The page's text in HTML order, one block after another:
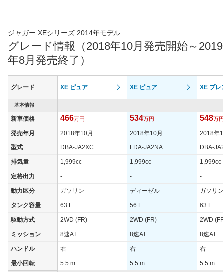
ジャガー XEシリーズ 2014年モデル
グレード情報（2018年10月発売開始～2019
年8月発売終了）
グレード XE ピュア XE ピュア XE プレ
基本情報
新車価格 466万円 534万円 548万
発売年月 2018年10月 2018年10月 2018年
型式 DBA-JA2XC LDA-JA2NA DBA-
排気量 1,999cc 1,999cc 1,999cc
定格出力 - - -
動力区分 ガソリン ディーゼル ガソリン
タンク容量 63 L 56 L 63 L
駆動方式 2WD (FR) 2WD (FR) 2WD
ミッション 8速AT 8速AT 8速AT
ハンドル 右 右 右
最小回転 5.5 m 5.5 m 5.5 m